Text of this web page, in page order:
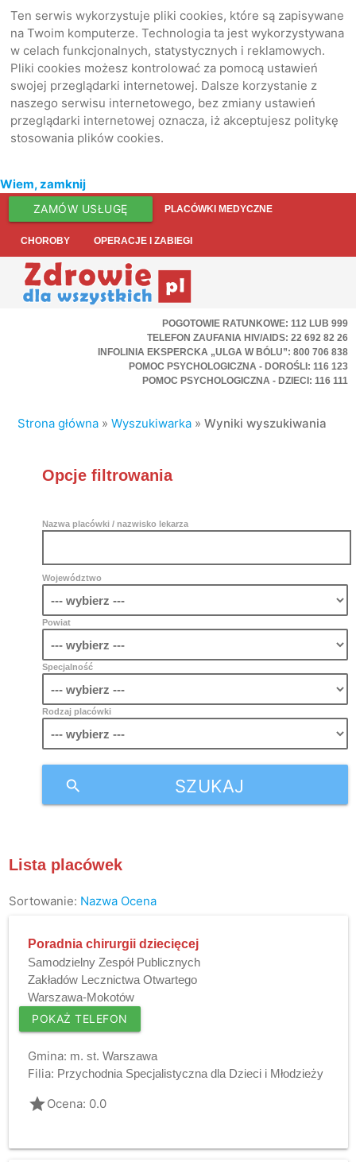
Ten serwis wykorzystuje pliki cookies, które są zapisywane
na Twoim komputerze. Technologia ta jest wykorzystywana
w celach funkcjonalnych, statystycznych i reklamowych.
Pliki cookies możesz kontrolować za pomocą ustawień
swojej przeglądarki internetowej. Dalsze korzystanie z
naszego serwisu internetowego, bez zmiany ustawień
przeglądarki internetowej oznacza, iż akceptujesz politykę
stosowania plików cookies.
Wiem, zamknij
ZAMÓW USŁUGĘ PLACÓWKI MEDYCZNE
CHOROBY OPERACJE I ZABIEGI
POGOTOWIE RATUNKOWE: 112 LUB 999
TELEFON ZAUFANIA HIV/AIDS: 22 692 82 26
INFOLINIA EKSPERCKA „ULGA W BÓLU”: 800 706 838
POMOC PSYCHOLOGICZNA - DOROŚLI: 116 123
POMOC PSYCHOLOGICZNA - DZIECI: 116 111
Strona główna »Wyszukiwarka »Wyniki wyszukiwania
Opcje filtrowania
Nazwa placówki / nazwisko lekarza
Województwo
Powiat
Specjalność
Rodzaj placówki
SZUKAJ
search
Lista placówek
Sortowanie: Nazwa Ocena
Poradnia chirurgii dziecięcej
Samodzielny Zespół Publicznych
Zakładów Lecznictwa Otwartego
Warszawa-Mokotów
POKAŻ TELEFON
Gmina: m. st. Warszawa
Filia: Przychodnia Specjalistyczna dla Dzieci i Młodzieży
gradeOcena: 0.0